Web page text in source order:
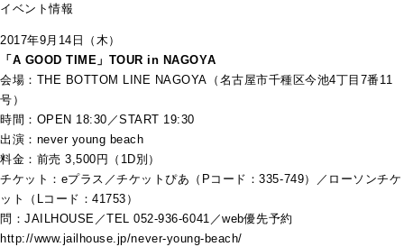
イベント情報
2017年9月14日（木）
「A GOOD TIME」TOUR in NAGOYA
会場：THE BOTTOM LINE NAGOYA（名古屋市千種区今池4丁目7番11
号）
時間：OPEN 18:30／START 19:30
出演：never young beach
料金：前売 3,500円（1D別）
チケット：eプラス／チケットぴあ（Pコード：335-749）／ローソンチケ
ット（Lコード：41753）
問：JAILHOUSE／TEL 052-936-6041／web優先予約
http://www.jailhouse.jp/never-young-beach/